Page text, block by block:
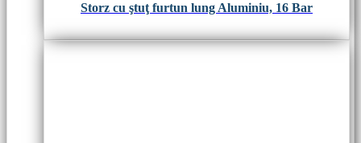
Storz cu ştuţ furtun lung Aluminiu, 16 Bar